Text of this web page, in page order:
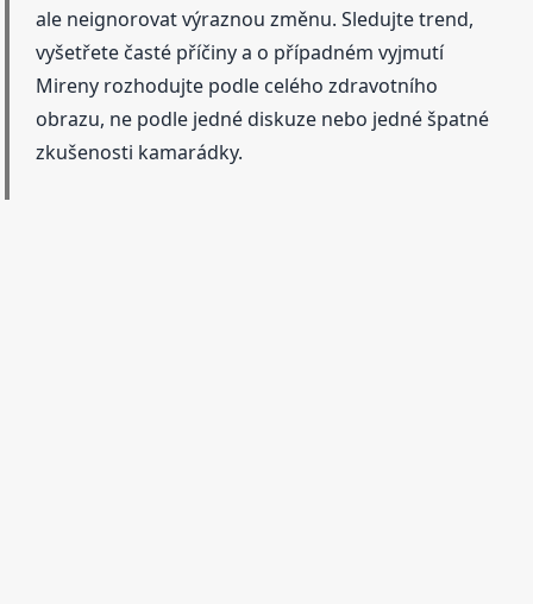
ale neignorovat výraznou změnu. Sledujte trend,
vyšetřete časté příčiny a o případném vyjmutí
Mireny rozhodujte podle celého zdravotního
obrazu, ne podle jedné diskuze nebo jedné špatné
zkušenosti kamarádky.